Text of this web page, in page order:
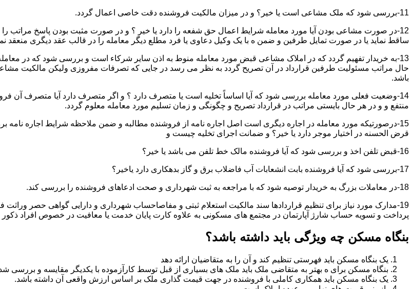
11-بررسی شود که ملک مشاعی است یا خیر؟ و در میزان مالکیت فروشنده دقت خاصی اعمال گردد.
12-در صورت مشاعی بودن آیا مورد معامله شرایط اعمال حق شفعه را دارد یا خیر ؟ و در صورت مثبت بودن پاسخ مراتب
ساقط نماید یا در صورت تمایل طرفین و ضمن ه با یک وکیل دعاوی یا فرد مطلع دیگر معامله را در قالب عقد دیگری منعقد
13-به خریدار تفهیم گردد که در املاک مشاعی قبض مورد معامله منوط به اذن سایر شرکاء است و بررسی شود که در
حال مراتب مسئولیت طرفین قرارداد در آن تصریح گردد به نظر می رسد در جایی که تصرفات مفروزی ولیکن مالکیت
باشد.
14-وضعیت فعلی مورد معامله بررسی شود که آیا اساساً تخلیه است یا متصرف دارد ؟ و اگر متصرف دارد آیا متصرف آن
منتفع و و در هر حال بایستی مراتب در قرارداد تصریح و چگونگی و زمان تسلیم مورد معامله معلوم گردد.
15-درصورتیکه مورد معامله در اجاره دیگری است اصل اجاره نامه از فروشنده مطالبه و ضمن ملاحظه شرایط اجاره نامه
قرض الحسنه در اختیار موجر دارد یا خیر؟ و ضمانت اجرای تخلیه چیست و
16-قبض تلفن اخذ و بررسی شود که آیا فروشنده مالک خط تلفن می باشد یا خیر؟
17-بررسی شود که آیا فروشنده بابت انشعابات آب فاضلاب برق و گاز بدهکاری دارد یاخیر؟
18-در معاملات بزرگ به خریدار توصیه شود که با مراجعه به ثبت شهرداری و صحت ادعاهای فروشنده را بررسی کند.
19-مدارک مورد نیاز برای تنظیم قراردادها سند مالکیت استعلام ثبتی و مفاصاحساب شهرداری و دارایی گواهی حصر
پرداخت و تسویه حساب شارژ آپارتمان در مجتمع های مسکونی به علاوه کارت پایان خدمت یا معافیت در خصوص افراد
بنگاه مسکن چه ویژگی باید داشته باشد؟
یک بنگاه مسکن باید فهرستی تنظیم کند و آن را به متقاضیان ارائه دهد
بنگاه مسکن برای ه بهتر به متقاضی ملک باید ملک های بسیاری از قبل توسط کارآزموده با یکدیگر مقایسه و بررسی
یک بنگاه مسکن باید همکاری کاملی با فروشنده در جهت قیمت گذاری ملک بر اساس ارزش واقعی آن داشته باشد.